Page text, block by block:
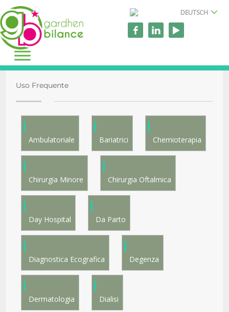
DEUTSCH
Uso Frequente
Ambulatoriale Bariatrici Chemioterapia
Chirurgia Minore Chirurgia Oftalmica
Day Hospital Da Parto
Diagnostica Ecografica Degenza
Dermatologia Dialisi